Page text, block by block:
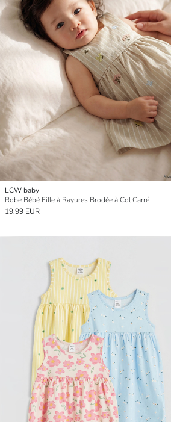
LCW baby
Robe Bébé Fille à Rayures Brodée à Col Carré
19.99 EUR